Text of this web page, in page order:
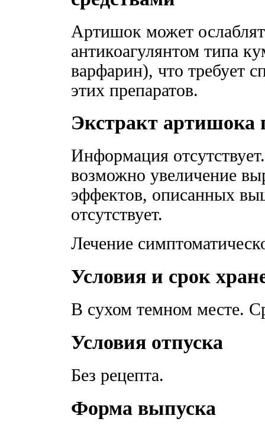
Артишок может
антикоагулянтом типа
варфарин), что требует
этих препаратов.
Экстракт артишока
Информация
возможно увеличение
эффектов, описанных
отсутствует.
Лечение
Условия и срок
В сухом темном месте.
Условия отпуска
Без рецепта.
Форма выпуска